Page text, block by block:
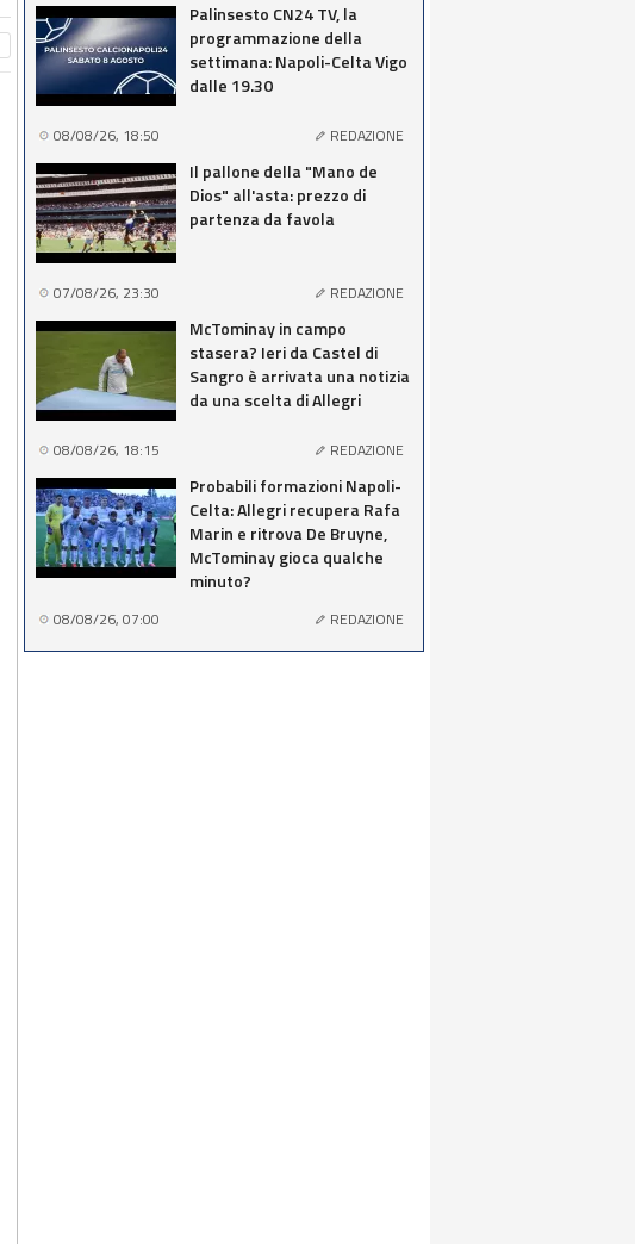
Palinsesto CN24 TV, la
programmazione della
settimana: Napoli-Celta Vigo
dalle 19.30
08/08/26, 18:50 REDAZIONE
Il pallone della "Mano de
Dios" all'asta: prezzo di
partenza da favola
07/08/26, 23:30 REDAZIONE
McTominay in campo
stasera? Ieri da Castel di
Sangro è arrivata una notizia
da una scelta di Allegri
08/08/26, 18:15 REDAZIONE
Probabili formazioni Napoli-
Celta: Allegri recupera Rafa
Marin e ritrova De Bruyne,
McTominay gioca qualche
minuto?
08/08/26, 07:00 REDAZIONE